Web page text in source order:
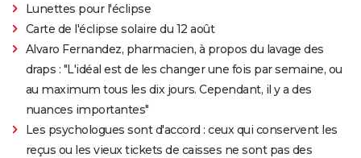
Lunettes pour l'éclipse
Carte de l'éclipse solaire du 12 août
Alvaro Fernandez, pharmacien, à propos du lavage des
draps : "L'idéal est de les changer une fois par semaine, ou
au maximum tous les dix jours. Cependant, il y a des
nuances importantes"
Les psychologues sont d'accord : ceux qui conservent les
reçus ou les vieux tickets de caisses ne sont pas des